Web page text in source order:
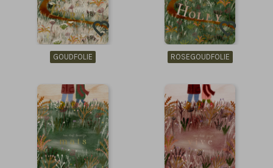
GOUDFOLIE ROSEGOUDFOLIE